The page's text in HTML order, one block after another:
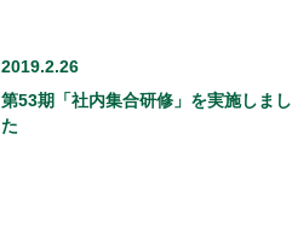
2019.2.26
第53期「社内集合研修」を実施しまし
た